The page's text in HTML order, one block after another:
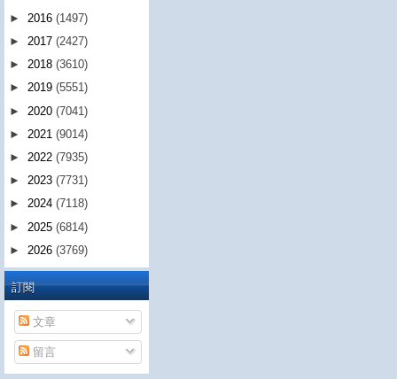
► 2016 (1497)
► 2017 (2427)
► 2018 (3610)
► 2019 (5551)
► 2020 (7041)
► 2021 (9014)
► 2022 (7935)
► 2023 (7731)
► 2024 (7118)
► 2025 (6814)
► 2026 (3769)
訂閱
文章
留言